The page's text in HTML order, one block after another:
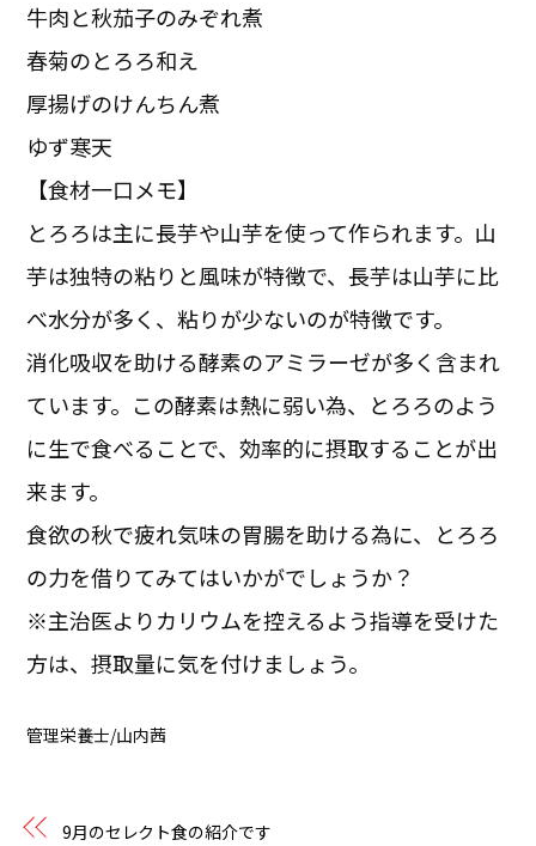
牛肉と秋茄子のみぞれ煮
春菊のとろろ和え
厚揚げのけんちん煮
ゆず寒天
【食材一口メモ】
とろろは主に長芋や山芋を使って作られます。山
芋は独特の粘りと風味が特徴で、長芋は山芋に比
べ水分が多く、粘りが少ないのが特徴です。
消化吸収を助ける酵素のアミラーゼが多く含まれ
ています。この酵素は熱に弱い為、とろろのよう
に生で食べることで、効率的に摂取することが出
来ます。
食欲の秋で疲れ気味の胃腸を助ける為に、とろろ
の力を借りてみてはいかがでしょうか？
※主治医よりカリウムを控えるよう指導を受けた
方は、摂取量に気を付けましょう。
管理栄養士/山内茜
9月のセレクト食の紹介です